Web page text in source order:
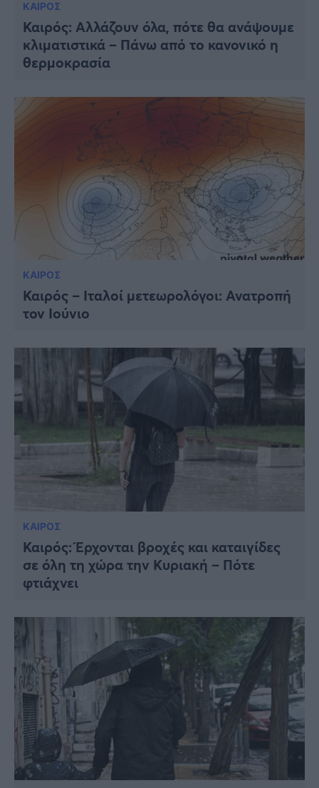
ΚΑΙΡΟΣ
Καιρός: Αλλάζουν όλα, πότε θα ανάψουμε
κλιματιστικά – Πάνω από το κανονικό η
θερμοκρασία
ΚΑΙΡΟΣ
Καιρός – Ιταλοί μετεωρολόγοι: Ανατροπή
τον Ιούνιο
ΚΑΙΡΟΣ
Καιρός: Έρχονται βροχές και καταιγίδες
σε όλη τη χώρα την Κυριακή – Πότε
φτιάχνει